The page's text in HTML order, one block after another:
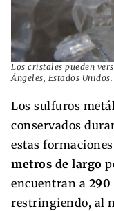
Los cristales pueden
Ángeles, Estados
Los sulfuros
conservados
estas
metros de largo
encuentran a 290
restringiendo, al